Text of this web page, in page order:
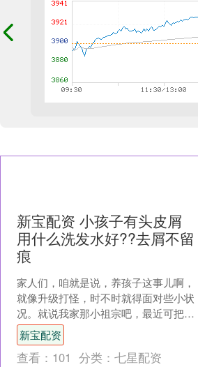
新宝配资 小孩子有头皮屑
用什么洗发水好??去屑不留
痕
家人们，咱就是说，养孩子这事儿啊，
就像升级打怪，时不时就得面对些小状
况。就说我家那小祖宗吧，最近可把我
愁坏了。每次给他梳头发，那头皮屑就
跟雪花似的，簌簌往下掉，....
新宝配资
查看： 101 分类： 七星配资